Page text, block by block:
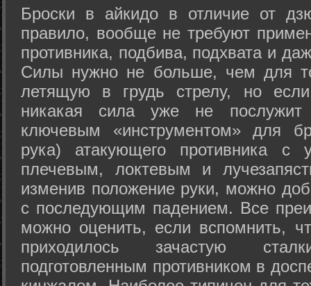
Броски в айкидо в отличие от
правило, вообще не требуют
противника, подбива, подхвата и
Силы нужно не больше, чем для
летящую в грудь стрелу, но
никакая сила уже не
ключевым «инструментом» для
рука) атакующего противника с
плечевым, локтевым и
изменив положение руки, можно
с последующим падением. Все
можно оценить, если вспомнить,
приходилось зачастую
подготовленным противником в